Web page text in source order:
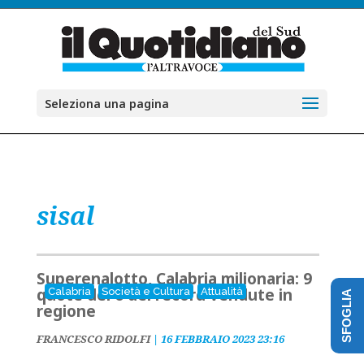
Seleziona una pagina
sisal
Calabria Società e Cultura Attualità
Superenalotto, Calabria milionaria: 9
quote del 6 dei record vendute in
regione
FRANCESCO RIDOLFI| 16 FEBBRAIO 2023 23:16 SFOGLIA